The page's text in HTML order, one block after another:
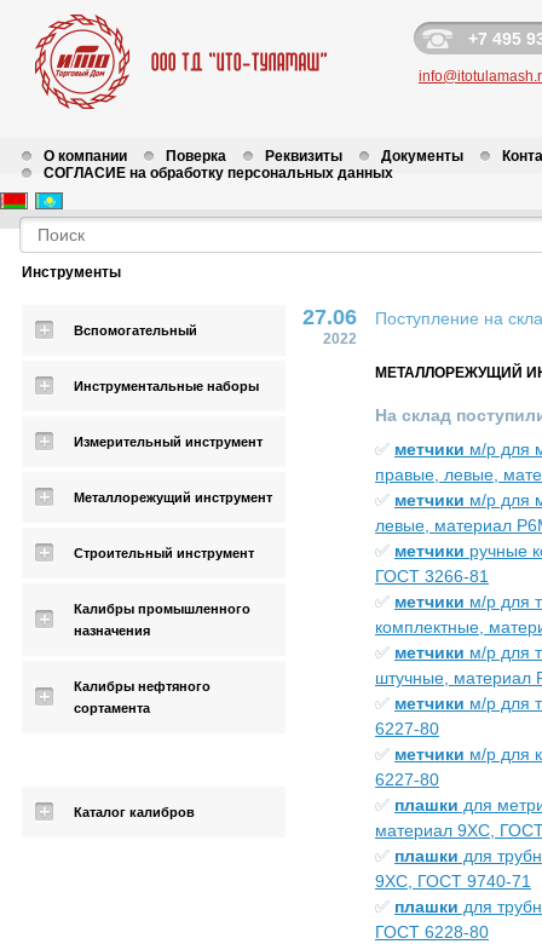
+7 495
О компании Поверка Реквизиты Документы
СОГЛАСИЕ на обработку персональных данных
Инструменты
Вспомогательный
Инструментальные наборы
Измерительный инструмент
Металлорежущий инструмент
Строительный инструмент
Калибры промышленного
назначения
Калибры нефтяного
сортамента
Каталог калибров
27.06
2022
Поступление на
МЕТАЛЛОРЕЖУЩИЙ
На склад
✅ метчики м/р для
правые, левые,
✅ метчики м/р для
левые, материал
✅ метчики ручные
ГОСТ 3266-81
✅ метчики м/р для
комплектные,
✅ метчики м/р для
штучные,
✅ метчики м/р для
6227-80
✅ метчики м/р для
6227-80
✅ плашки для
материал 9ХС,
✅ плашки для
9ХС, ГОСТ 9740-71
✅ плашки для
ГОСТ 6228-80